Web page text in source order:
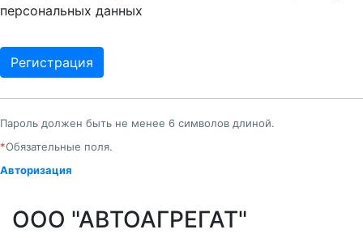
персональных данных
Пароль должен быть не менее 6 символов длиной.
*Обязательные поля.
Авторизация
ООО "АВТОАГРЕГАТ"